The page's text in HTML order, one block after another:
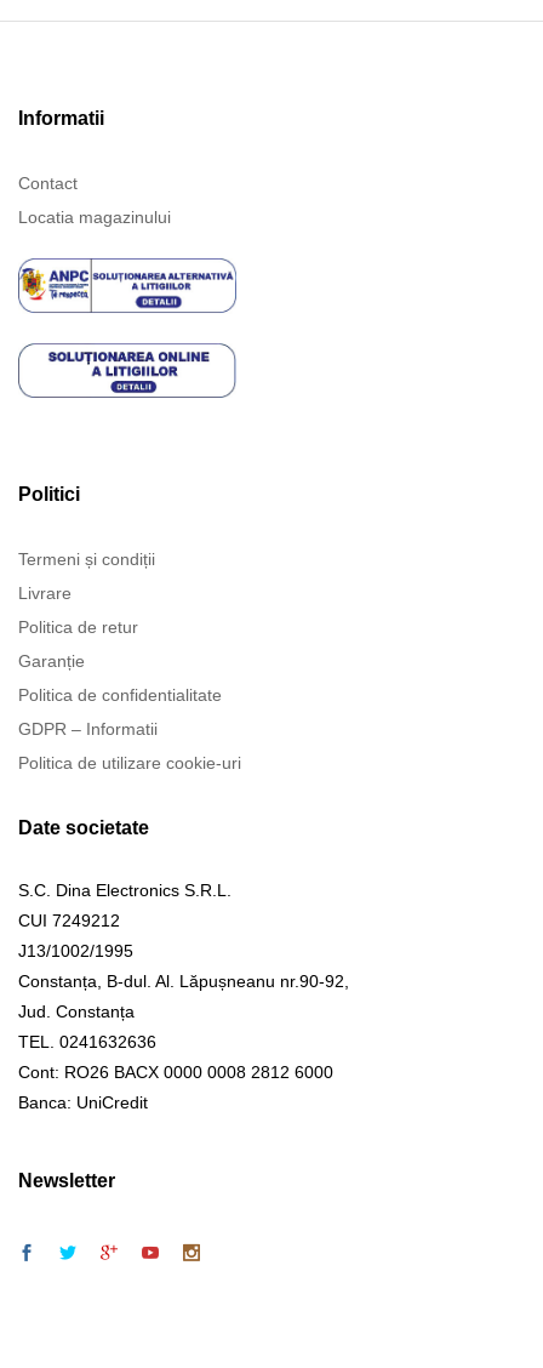
Informatii
Contact
Locatia magazinului
Politici
Termeni și condiții
Livrare
Politica de retur
Garanție
Politica de confidentialitate
GDPR – Informatii
Politica de utilizare cookie-uri
Date societate
S.C. Dina Electronics S.R.L.
CUI 7249212
J13/1002/1995
Constanța, B-dul. Al. Lăpușneanu nr.90-92,
Jud. Constanța
TEL. 0241632636
Cont: RO26 BACX 0000 0008 2812 6000
Banca: UniCredit
Newsletter